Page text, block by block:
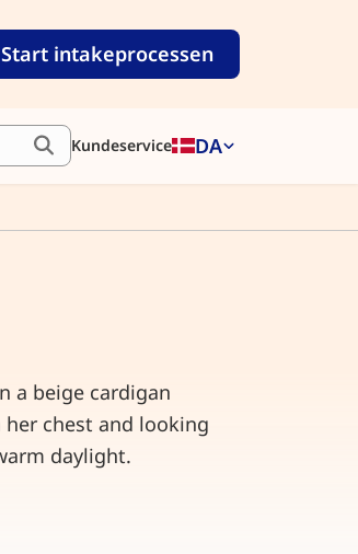
Start intakeprocessen
Kundeservice DA